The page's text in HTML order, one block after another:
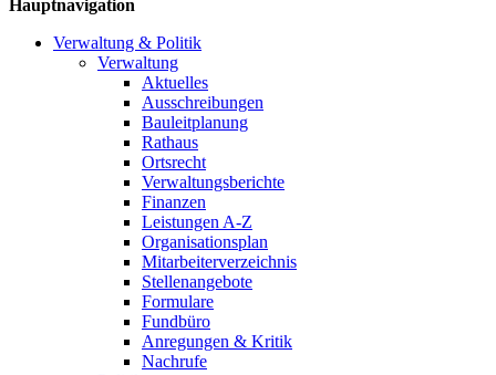
Hauptnavigation
Verwaltung & Politik
Verwaltung
Aktuelles
Ausschreibungen
Bauleitplanung
Rathaus
Ortsrecht
Verwaltungsberichte
Finanzen
Leistungen A-Z
Organisationsplan
Mitarbeiterverzeichnis
Stellenangebote
Formulare
Fundbüro
Anregungen & Kritik
Nachrufe